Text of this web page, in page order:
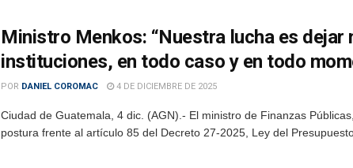
Ministro Menkos: “Nuestra lucha es dejar
instituciones, en todo caso y en todo
POR DANIEL COROMAC 4 DE DICIEMBRE DE 2025
Ciudad de Guatemala, 4 dic. (AGN).- El ministro de Finanzas
postura frente al artículo 85 del Decreto 27-2025, Ley del